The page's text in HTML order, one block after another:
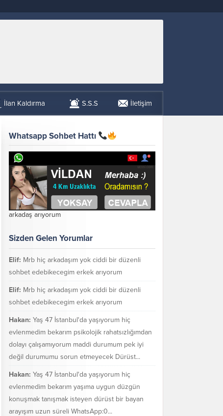
İlan Kaldırma S.S.S İletişim
Whatsapp Sohbet Hattı
arkadaş arıyorum
Sizden Gelen Yorumlar
Elif: Mrb hiç arkadaşım yok ciddi bir düzenli
sohbet edebikecegim erkek arıyorum
Elif: Mrb hiç arkadaşım yok ciddi bir düzenli
sohbet edebikecegim erkek arıyorum
Hakan: Yaş 47 İstanbul'da yaşıyorum hiç
evlenmedim bekarım psikolojik rahatsızlığımdan
dolayı çalışamıyorum maddi durumum pek iyi
değil durumumu sorun etmeyecek Dürüst...
Hakan: Yaş 47 İstanbul'da yaşıyorum hiç
evlenmedim bekarım yaşıma uygun düzgün
konuşmak tanışmak isteyen dürüst bir bayan
arayışım uzun süreli WhatsApp:0...